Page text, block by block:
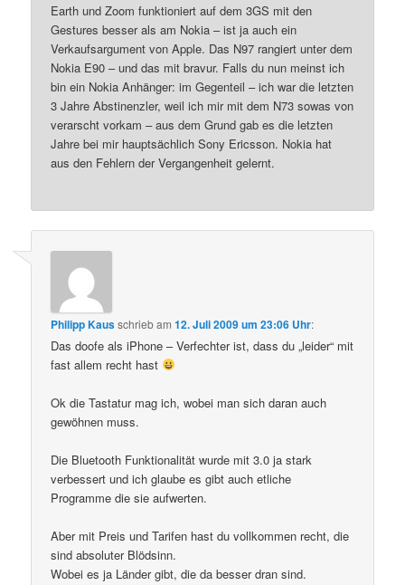
Earth und Zoom funktioniert auf dem 3GS mit den
Gestures besser als am Nokia – ist ja auch ein
Verkaufsargument von Apple. Das N97 rangiert unter dem
Nokia E90 – und das mit bravur. Falls du nun meinst ich
bin ein Nokia Anhänger: im Gegenteil – ich war die letzten
3 Jahre Abstinenzler, weil ich mir mit dem N73 sowas von
verarscht vorkam – aus dem Grund gab es die letzten
Jahre bei mir hauptsächlich Sony Ericsson. Nokia hat
aus den Fehlern der Vergangenheit gelernt.
Philipp Kausschriebam12. Juli 2009 um 23:06 Uhr:
Das doofe als iPhone – Verfechter ist, dass du „leider“ mit
fast allem recht hast
Ok die Tastatur mag ich, wobei man sich daran auch
gewöhnen muss.
Die Bluetooth Funktionalität wurde mit 3.0 ja stark
verbessert und ich glaube es gibt auch etliche
Programme die sie aufwerten.
Aber mit Preis und Tarifen hast du vollkommen recht, die
sind absoluter Blödsinn.
Wobei es ja Länder gibt, die da besser dran sind.